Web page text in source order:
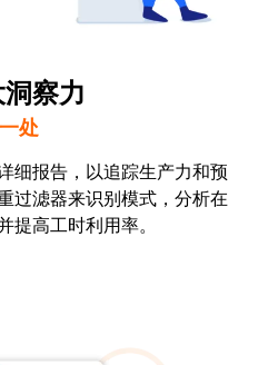
察力
处
细报告，以追踪生产力和预
过滤器来识别模式，分析在
提高工时利用率。